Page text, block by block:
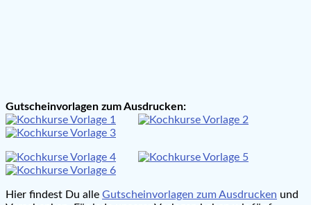
Gutscheinvorlagen zum Ausdrucken:
Hier findest Du alle Gutscheinvorlagen zum Ausdrucken und